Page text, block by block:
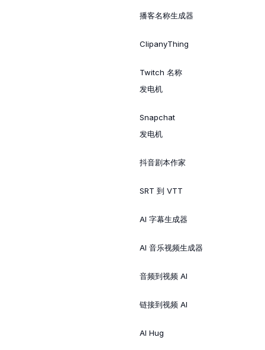
播客名称生成器
ClipanyThing
Twitch 名称
发电机
Snapchat
发电机
抖音剧本作家
SRT 到 VTT
AI 字幕生成器
AI 音乐视频生成器
音频到视频 AI
链接到视频 AI
AI Hug